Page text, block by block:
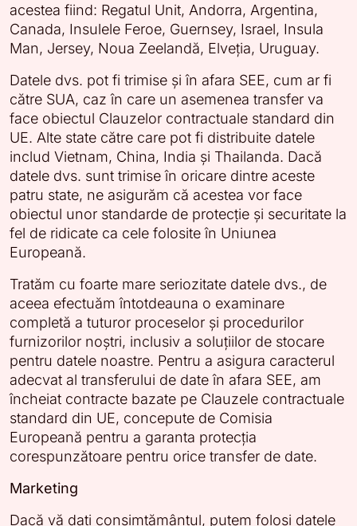
acestea fiind: Regatul Unit, Andorra, Argentina,
Canada, Insulele Feroe, Guernsey, Israel, Insula
Man, Jersey, Noua Zeelandă, Elveția, Uruguay.
Datele dvs. pot fi trimise și în afara SEE, cum ar fi
către SUA, caz în care un asemenea transfer va
face obiectul Clauzelor contractuale standard din
UE. Alte state către care pot fi distribuite datele
includ Vietnam, China, India și Thailanda. Dacă
datele dvs. sunt trimise în oricare dintre aceste
patru state, ne asigurăm că acestea vor face
obiectul unor standarde de protecție și securitate la
fel de ridicate ca cele folosite în Uniunea
Europeană.
Tratăm cu foarte mare seriozitate datele dvs., de
aceea efectuăm întotdeauna o examinare
completă a tuturor proceselor și procedurilor
furnizorilor noștri, inclusiv a soluțiilor de stocare
pentru datele noastre. Pentru a asigura caracterul
adecvat al transferului de date în afara SEE, am
încheiat contracte bazate pe Clauzele contractuale
standard din UE, concepute de Comisia
Europeană pentru a garanta protecția
corespunzătoare pentru orice transfer de date.
Marketing
Dacă vă dați consimțământul, putem folosi datele